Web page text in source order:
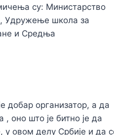
су: Министарство
Удружење школа за
и Средња
добар организатор, а да
оно што је битно је да
у овом делу Србије и да